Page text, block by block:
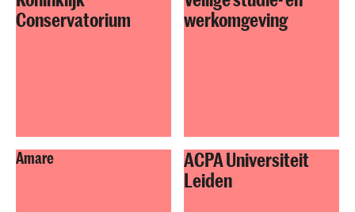
Conservatorium
werkomgeving
Amare
ACPA Universiteit
Leiden